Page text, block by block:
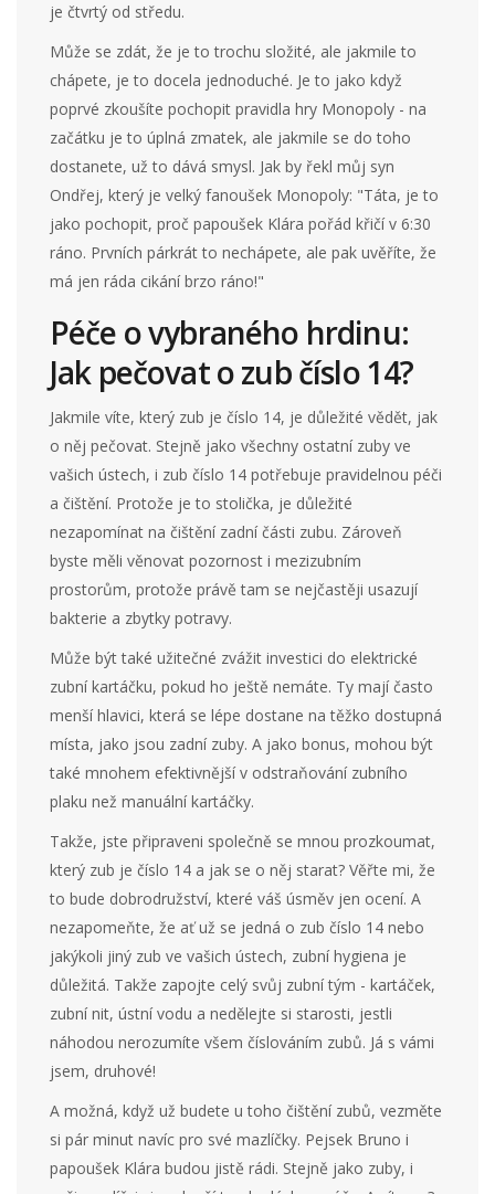
je čtvrtý od středu.
Může se zdát, že je to trochu složité, ale jakmile to
chápete, je to docela jednoduché. Je to jako když
poprvé zkoušíte pochopit pravidla hry Monopoly - na
začátku je to úplná zmatek, ale jakmile se do toho
dostanete, už to dává smysl. Jak by řekl můj syn
Ondřej, který je velký fanoušek Monopoly: "Táta, je to
jako pochopit, proč papoušek Klára pořád křičí v 6:30
ráno. Prvních párkrát to nechápete, ale pak uvěříte, že
má jen ráda cikání brzo ráno!"
Péče o vybraného hrdinu:
Jak pečovat o zub číslo 14?
Jakmile víte, který zub je číslo 14, je důležité vědět, jak
o něj pečovat. Stejně jako všechny ostatní zuby ve
vašich ústech, i zub číslo 14 potřebuje pravidelnou péči
a čištění. Protože je to stolička, je důležité
nezapomínat na čištění zadní části zubu. Zároveň
byste měli věnovat pozornost i mezizubním
prostorům, protože právě tam se nejčastěji usazují
bakterie a zbytky potravy.
Může být také užitečné zvážit investici do elektrické
zubní kartáčku, pokud ho ještě nemáte. Ty mají často
menší hlavici, která se lépe dostane na těžko dostupná
místa, jako jsou zadní zuby. A jako bonus, mohou být
také mnohem efektivnější v odstraňování zubního
plaku než manuální kartáčky.
Takže, jste připraveni společně se mnou prozkoumat,
který zub je číslo 14 a jak se o něj starat? Věřte mi, že
to bude dobrodružství, které váš úsměv jen ocení. A
nezapomeňte, že ať už se jedná o zub číslo 14 nebo
jakýkoli jiný zub ve vašich ústech, zubní hygiena je
důležitá. Takže zapojte celý svůj zubní tým - kartáček,
zubní nit, ústní vodu a nedělejte si starosti, jestli
náhodou nerozumíte všem číslováním zubů. Já s vámi
jsem, druhové!
A možná, když už budete u toho čištění zubů, vezměte
si pár minut navíc pro své mazlíčky. Pejsek Bruno i
papoušek Klára budou jistě rádi. Stejně jako zuby, i